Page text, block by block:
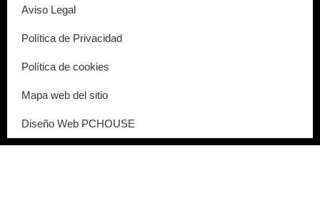
Aviso Legal
Política de Privacidad
Política de cookies
Mapa web del sitio
Diseño Web PCHOUSE